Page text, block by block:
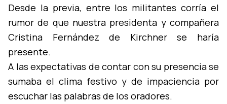
Desde la previa, entre los militantes corrí­a el
rumor de que nuestra presidenta y compañera
Cristina Fernández de Kirchner se harí­a
presente.
A las expectativas de contar con su presencia se
sumaba el clima festivo y de impaciencia por